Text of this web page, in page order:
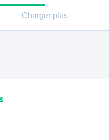
Charger plus